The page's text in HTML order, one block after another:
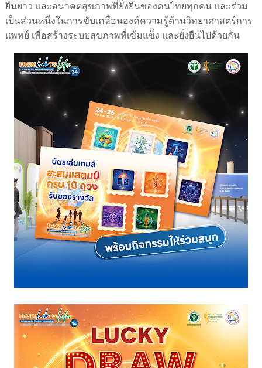
ยืนยาว และอนาคตสุขภาพที่ยั่งยืนของคนไทยทุกคน และร่วม
เป็นส่วนหนึ่งในการขับเคลื่อนองค์ความรู้ด้านวิทยาศาสตร์การ
แพทย์ เพื่อสร้างระบบสุขภาพที่เข้มแข็ง และยั่งยืนไปด้วยกัน